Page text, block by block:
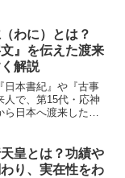
ています。履中天皇
天...
わに）とは？
文』を伝えた渡来
解説
日本書紀』や『古事
人で、第15代・応神
日本へ渡来した学
伝えた人物として古
きまし...
天皇とは？功績や
り、実在性をわ